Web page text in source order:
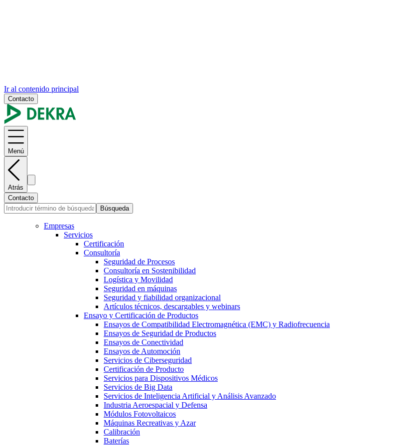
Ir al contenido principal
Contacto
Menú
Atrás
Contacto
Búsqueda
Empresas
Servicios
Certificación
Consultoría
Seguridad de Procesos
Consultoría en Sostenibilidad
Logística y Movilidad
Seguridad en máquinas
Seguridad y fiabilidad organizacional
Artículos técnicos, descargables y webinars
Ensayo y Certificación de Productos
Ensayos de Compatibilidad Electromagnética (EMC) y Radiofrecuencia
Ensayos de Seguridad de Productos
Ensayos de Conectividad
Ensayos de Automoción
Servicios de Ciberseguridad
Certificación de Producto
Servicios para Dispositivos Médicos
Servicios de Big Data
Servicios de Inteligencia Artificial y Análisis Avanzado
Industria Aeroespacial y Defensa
Módulos Fotovoltaicos
Máquinas Recreativas y Azar
Calibración
Baterías